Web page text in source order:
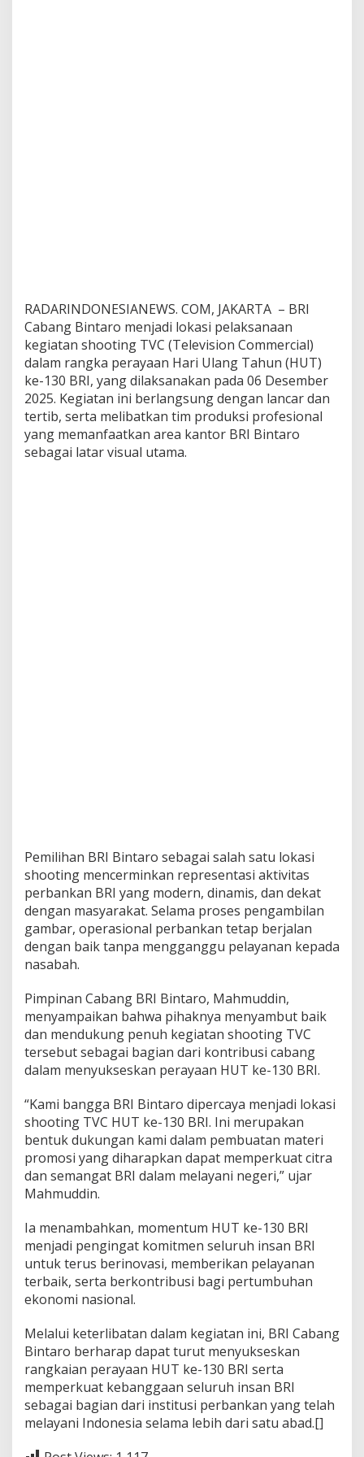
RADARINDONESIANEWS. COM, JAKARTA – BRI
Cabang Bintaro menjadi lokasi pelaksanaan
kegiatan shooting TVC (Television Commercial)
dalam rangka perayaan Hari Ulang Tahun (HUT)
ke-130 BRI, yang dilaksanakan pada 06 Desember
2025. Kegiatan ini berlangsung dengan lancar dan
tertib, serta melibatkan tim produksi profesional
yang memanfaatkan area kantor BRI Bintaro
sebagai latar visual utama.
Pemilihan BRI Bintaro sebagai salah satu lokasi
shooting mencerminkan representasi aktivitas
perbankan BRI yang modern, dinamis, dan dekat
dengan masyarakat. Selama proses pengambilan
gambar, operasional perbankan tetap berjalan
dengan baik tanpa mengganggu pelayanan kepada
nasabah.
Pimpinan Cabang BRI Bintaro, Mahmuddin,
menyampaikan bahwa pihaknya menyambut baik
dan mendukung penuh kegiatan shooting TVC
tersebut sebagai bagian dari kontribusi cabang
dalam menyukseskan perayaan HUT ke-130 BRI.
“Kami bangga BRI Bintaro dipercaya menjadi lokasi
shooting TVC HUT ke-130 BRI. Ini merupakan
bentuk dukungan kami dalam pembuatan materi
promosi yang diharapkan dapat memperkuat citra
dan semangat BRI dalam melayani negeri,” ujar
Mahmuddin.
Ia menambahkan, momentum HUT ke-130 BRI
menjadi pengingat komitmen seluruh insan BRI
untuk terus berinovasi, memberikan pelayanan
terbaik, serta berkontribusi bagi pertumbuhan
ekonomi nasional.
Melalui keterlibatan dalam kegiatan ini, BRI Cabang
Bintaro berharap dapat turut menyukseskan
rangkaian perayaan HUT ke-130 BRI serta
memperkuat kebanggaan seluruh insan BRI
sebagai bagian dari institusi perbankan yang telah
melayani Indonesia selama lebih dari satu abad.[]